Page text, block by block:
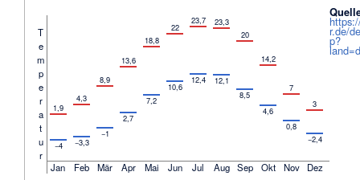
T
e
m
p
e
r
a
t
u
r
1,9
−4
4,3
−3,3
8,9
−1
13,6
2,7
18,8
7,2
22
10,6
23,7
12,4
23,3
12,1
20
8,5
14,2
4,6
7
0,8
3
−2,4
Jan Feb Mär Apr Mai Jun Jul Aug Sep Okt Nov
Dez
r.de/
p?